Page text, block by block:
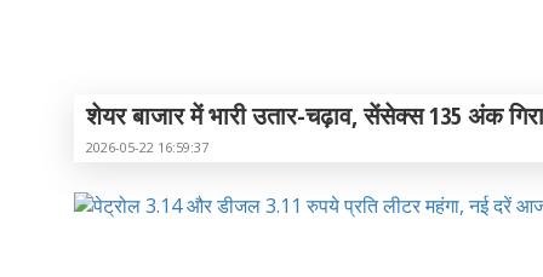
शेयर बाजार में भारी उतार-चढ़ाव, सेंसेक्स 135 अंक गिरा
2026-05-22 16:59:37